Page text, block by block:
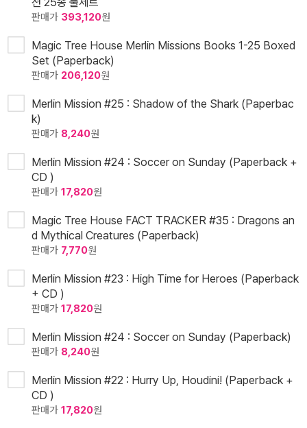
판매가 393,120원
Magic Tree House Merlin Missions Books 1-25 Boxed
Set (Paperback)
판매가 206,120원
Merlin Mission #25 : Shadow of the Shark (Paperbac
k)
판매가 8,240원
Merlin Mission #24 : Soccer on Sunday (Paperback +
CD )
판매가 17,820원
Magic Tree House FACT TRACKER #35 : Dragons an
d Mythical Creatures (Paperback)
판매가 7,770원
Merlin Mission #23 : High Time for Heroes (Paperback
+ CD )
판매가 17,820원
Merlin Mission #24 : Soccer on Sunday (Paperback)
판매가 8,240원
Merlin Mission #22 : Hurry Up, Houdini! (Paperback +
CD )
판매가 17,820원